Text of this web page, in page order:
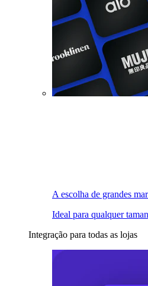
A escolha de grandes
Ideal para qualquer
Integração para todas as lojas